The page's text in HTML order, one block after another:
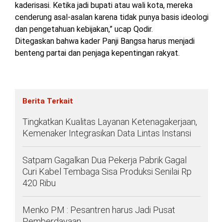
kaderisasi. Ketika jadi bupati atau wali kota, mereka
cenderung asal-asalan karena tidak punya basis ideologi
dan pengetahuan kebijakan,” ucap Qodir.
Ditegaskan bahwa kader Panji Bangsa harus menjadi
benteng partai dan penjaga kepentingan rakyat.
Berita Terkait
Tingkatkan Kualitas Layanan Ketenagakerjaan,
Kemenaker Integrasikan Data Lintas Instansi
Satpam Gagalkan Dua Pekerja Pabrik Gagal
Curi Kabel Tembaga Sisa Produksi Senilai Rp
420 Ribu
Menko PM : Pesantren harus Jadi Pusat